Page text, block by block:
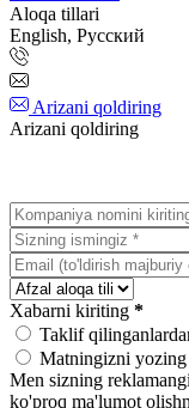
Aloqa tillari
English, Русский
Arizani qoldiring
Arizani qoldiring
Xabarni kiriting *
Taklif
Matningizni yozing
Men sizning
ko'proq ma'lumot